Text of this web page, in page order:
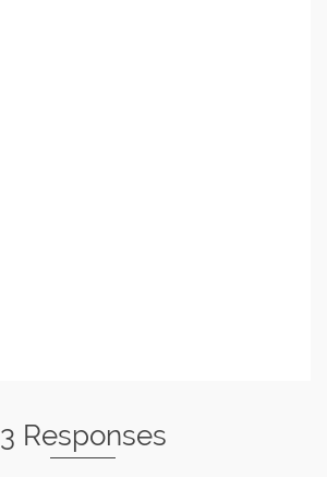
3 Responses